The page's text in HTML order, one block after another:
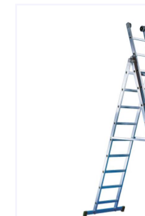
SGABELLI E CAVALLETTI
DOMESTICI SCALE
RAMPE DI CARICO E
ACCESSORI, RICAMBI E